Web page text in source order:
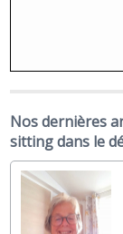
Nos dernières
sitting dans le